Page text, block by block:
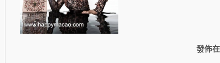
發佈在